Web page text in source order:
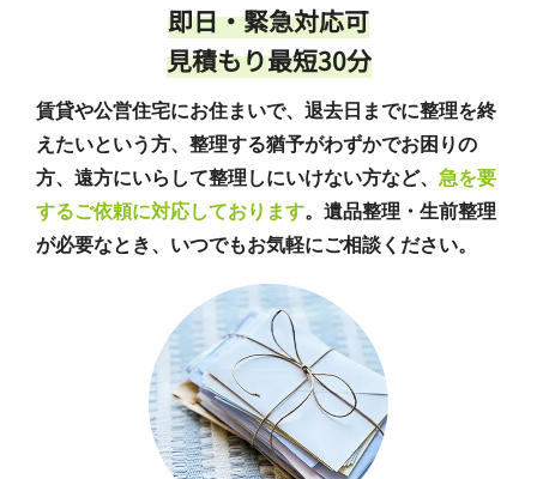
即日・緊急対応可
見積もり最短30分
賃貸や公営住宅にお住まいで、退去日までに整理を終
えたいという方、整理する猶予がわずかでお困りの
方、遠方にいらして整理しにいけない方など、 急を要
するご依頼に対応しております。遺品整理・生前整理
が必要なとき、いつでもお気軽にご相談ください。